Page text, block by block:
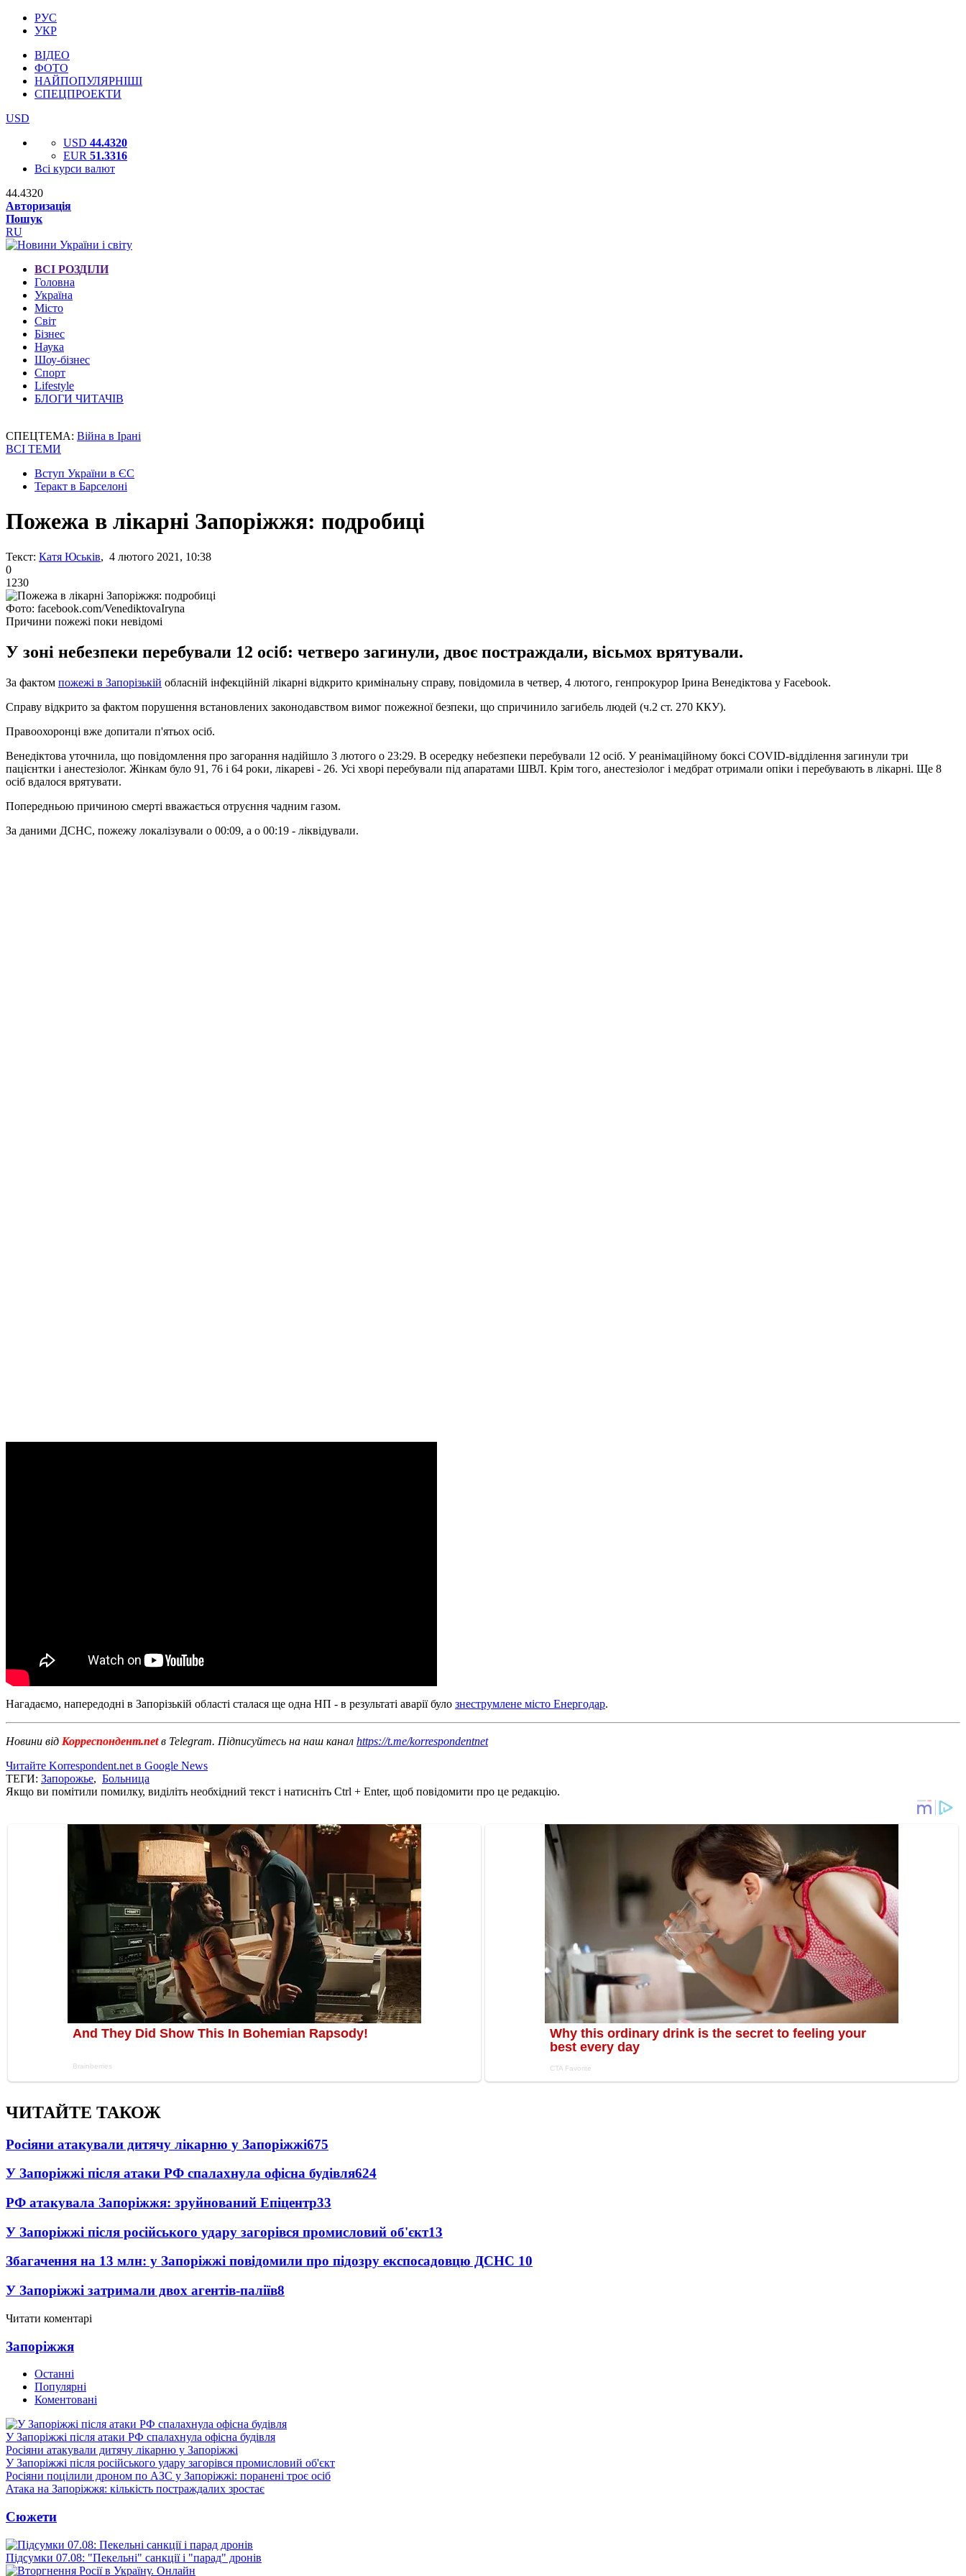
РУС
УКР
ВІДЕО
ФОТО
НАЙПОПУЛЯРНІШІ
СПЕЦПРОЕКТИ
USD
USD 44.4320
EUR 51.3316
Всі курси валют
44.4320
Авторизація
Пошук
RU
ВСІ РОЗДІЛИ
Головна
Україна
Місто
Світ
Бізнес
Наука
Шоу-бізнес
Спорт
Lifestyle
БЛОГИ ЧИТАЧІВ
СПЕЦТЕМА: Війна в Ірані
ВСІ ТЕМИ
Вступ України в ЄС
Теракт в Барселоні
Пожежа в лікарні Запоріжжя: подробиці
Текст: Катя Юськів, 4 лютого 2021, 10:38
0
1230
Фото: facebook.com/VenediktovaIryna
Причини пожежі поки невідомі
У зоні небезпеки перебували 12 осіб: четверо загинули, двоє постраждали, вісьмох врятували.
За фактом пожежі в Запорізькій обласній інфекційній лікарні відкрито кримінальну справу, повідомила в четвер, 4 лютого, генпрокурор Ірина Венедіктова у Facebook.
Справу відкрито за фактом порушення встановлених законодавством вимог пожежної безпеки, що спричинило загибель людей (ч.2 ст. 270 ККУ).
Правоохоронці вже допитали п'ятьох осіб.
Венедіктова уточнила, що повідомлення про загорання надійшло 3 лютого о 23:29. В осередку небезпеки перебували 12 осіб. У реанімаційному боксі COVID-відділення загинули три
пацієнтки і анестезіолог. Жінкам було 91, 76 і 64 роки, лікареві - 26. Усі хворі перебували під апаратами ШВЛ. Крім того, анестезіолог і медбрат отримали опіки і перебувають в лікарні. Ще 8
осіб вдалося врятувати.
Попередньою причиною смерті вважається отруєння чадним газом.
За даними ДСНС, пожежу локалізували о 00:09, а о 00:19 - ліквідували.
Нагадаємо, напередодні в Запорізькій області сталася ще одна НП - в результаті аварії було знеструмлене місто Енергодар.
Новини від Корреспондент.netв Telegram. Підписуйтесь на наш канал https://t.me/korrespondentnet
Читайте Korrespondent.net в Google News
ТЕГИ: Запорожье, Больница
Якщо ви помітили помилку, виділіть необхідний текст і натисніть Ctrl + Enter, щоб повідомити про це редакцію.
ЧИТАЙТЕ ТАКОЖ
Росіяни атакували дитячу лікарню у Запоріжжі675
У Запоріжжі після атаки РФ спалахнула офісна будівля624
РФ атакувала Запоріжжя: зруйнований Епіцентр33
У Запоріжжі після російського удару загорівся промисловий об'єкт13
Збагачення на 13 млн: у Запоріжжі повідомили про підозру експосадовцю ДСНС 10
У Запоріжжі затримали двох агентів-паліїв8
Читати коментарі
Запоріжжя
Останні
Популярні
Коментовані
У Запоріжжі після атаки РФ спалахнула офісна будівля
Росіяни атакували дитячу лікарню у Запоріжжі
У Запоріжжі після російського удару загорівся промисловий об'єкт
Росіяни поцілили дроном по АЗС у Запоріжжі: поранені троє осіб
Атака на Запоріжжя: кількість постраждалих зростає
Сюжети
Підсумки 07.08: "Пекельні" санкції і "парад" дронів